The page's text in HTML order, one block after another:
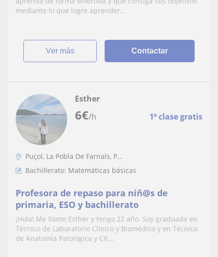
mediante lo que logre aprender...
ver más Contactar
6€/h 1ª clase gratis
Esther
Puçol, La Pobla De Farnals, P...
Bachillerato: Matemáticas básicas
Profesora de repaso para niñ@s de
primaria, ESO y bachillerato
¡Hola! Me llamo Esther y tengo 22 año. Soy graduada en
Técnico de Laboratorio Clínico y Biomédico y en Técnico
de Anatomía Patológica y Cit...